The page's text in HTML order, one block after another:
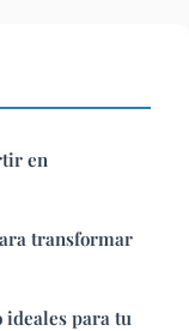
en
transformar
ideales para tu